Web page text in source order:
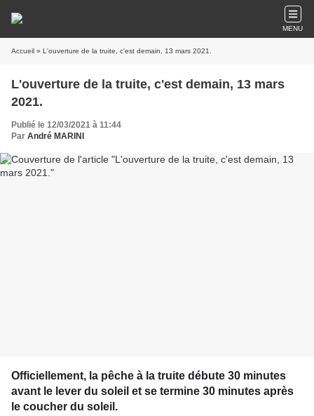
MENU
Accueil » L'ouverture de la truite, c'est demain, 13 mars 2021.
L'ouverture de la truite, c'est demain, 13 mars
2021.
Publié le 12/03/2021 à 11:44
Par André MARINI
Officiellement, la pêche à la truite débute 30 minutes
avant le lever du soleil et se termine 30 minutes après
le coucher du soleil.